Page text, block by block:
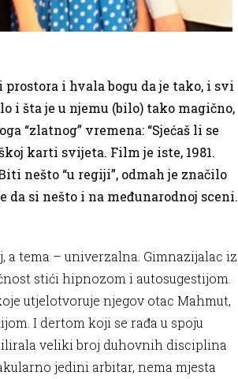
i hvala bogu da je tako, i svi
i šta je u njemu (bilo) tako magično,
“zlatnog” vremena: “Sjećaš li se
karti svijeta. Film je iste, 1981.
nešto “u regiji”, odmah je značilo
si nešto i na međunarodnoj sceni.
a tema – univerzalna. Gimnazijalac iz
stići hipnozom i autosugestijom.
utjelotvoruje njegov otac Mahmut,
I dertom koji se rađa u spoju
veliki broj duhovnih disciplina
jedini arbitar, nema mjesta